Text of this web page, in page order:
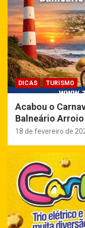
DICAS TURISMO
Acabou o
Balneário
18 de fevereiro de